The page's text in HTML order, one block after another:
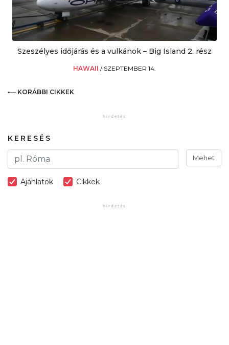
Szeszélyes időjárás és a vulkánok – Big Island 2. rész
HAWAII / SZEPTEMBER 14.
KORÁBBI CIKKEK
KERESÉS
Mehet
Ajánlatok Cikkek